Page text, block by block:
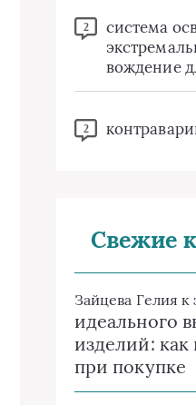
2
система
вождение
2
Свежие
Зайцева Гелия к
идеального
изделий:
при покупке